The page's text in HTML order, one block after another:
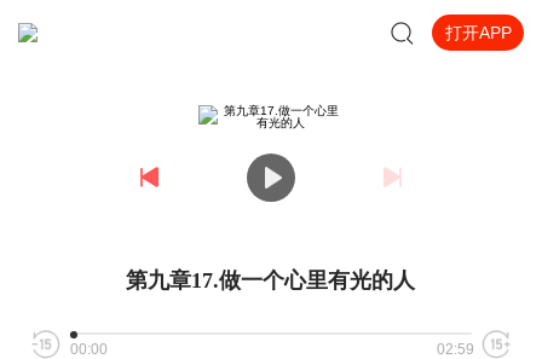
打开APP
第九章17.做一个心里有光的人
00:00 02:59